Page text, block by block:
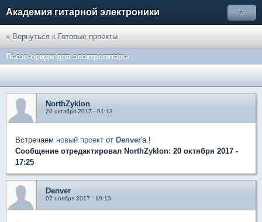
Академия гитарной электроники »
« Вернуться к Готовые проекты
Пьезо-бридж для электрогитары
NorthZyklon
20 октября 2017 - 01:13
Встречаем новый проект от Denver'a !
Сообщение отредактировал NorthZyklon: 20 октября 2017 -
17:25
Denver
02 ноября 2017 - 19:13